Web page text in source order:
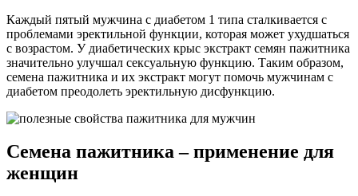
Каждый пятый мужчина с диабетом 1 типа сталкивается с
проблемами эректильной функции, которая может ухудшаться
с возрастом. У диабетических крыс экстракт семян пажитника
значительно улучшал сексуальную функцию. Таким образом,
семена пажитника и их экстракт могут помочь мужчинам с
диабетом преодолеть эректильную дисфункцию.
Семена пажитника – применение для
женщин